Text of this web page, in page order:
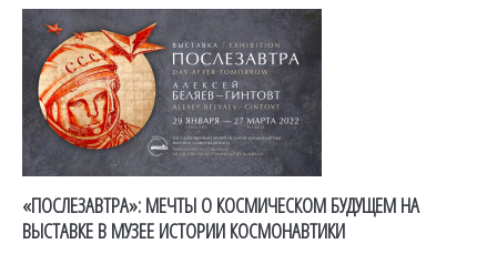
«ПОСЛЕЗАВТРА»: МЕЧТЫ О КОСМИЧЕСКОМ БУДУЩЕМ НА
ВЫСТАВКЕ В МУЗЕЕ ИСТОРИИ КОСМОНАВТИКИ